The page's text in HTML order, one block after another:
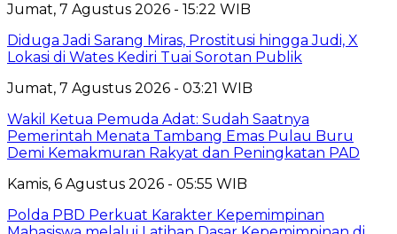
Jumat, 7 Agustus 2026 - 15:22 WIB
Diduga Jadi Sarang Miras, Prostitusi hingga Judi, X
Lokasi di Wates Kediri Tuai Sorotan Publik
Jumat, 7 Agustus 2026 - 03:21 WIB
Wakil Ketua Pemuda Adat: Sudah Saatnya
Pemerintah Menata Tambang Emas Pulau Buru
Demi Kemakmuran Rakyat dan Peningkatan PAD
Kamis, 6 Agustus 2026 - 05:55 WIB
Polda PBD Perkuat Karakter Kepemimpinan